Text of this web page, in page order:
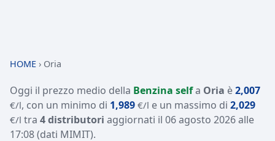
HOME › Oria
Oggi il prezzo medio della Benzina selfa Oria è2,007
€/l, con un minimo di 1,989 €/l e un massimo di 2,029
€/l tra 4 distributori aggiornati il 06 agosto 2026 alle
17:08(dati MIMIT).